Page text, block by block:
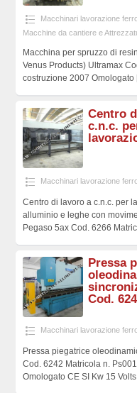
Macchinari lavorazione
Macchine da cantiere e
Macchina per spruzzo di
Venus Products) Ultramax
costruzione 2007 Omologato
Centro
c.n.c.
Macchinari lavorazione
Centro di lavoro a c.n.c. per
alluminio e leghe con
Pegaso 5ax Cod. 6266
Pressa
Cod.
Macchinari lavorazione
Pressa piegatrice
Cod. 6242 Matricola n.
Omologato CE SI Kw 15